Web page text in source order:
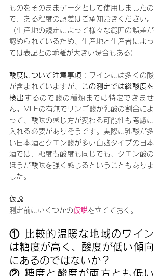
ものをそのままデータとして使用しましたの
で、ある程度の誤差はご承知おきください。
（生産地の規定によって様々な範囲の誤差が
認められているため、生産地と生産者によっ
ては表記との乖離が大きい場合もある）
酸度について注意事項： ワインには多くの酸
が含まれていますが、
この測定では総酸度を
検出 するので酸の種類までは特定できませ
ん。MLFの有無でリンゴ酸か乳酸の割合によ
って、酸味の感じ方が変わる可能性も考慮に
入れる必要がありそうです。実際に乳酸が多
い日本酒とクエン酸が多い白麹タイプの日本
酒では、糖度も酸度も同じでも、クエン酸の
ほうが酸味を強く感じるということもありま
した。
仮説
測定前にいくつかの仮説を立てておく。
① 比較的温暖な地域のワイン
は糖度が高く、酸度が低い傾向
にあるのではないか？
② 糖度と酸度が両方とも低い